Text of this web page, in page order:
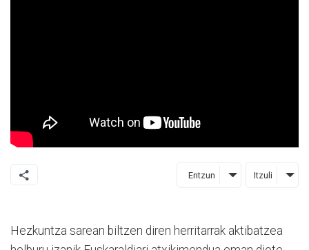
Entzun Itzuli
Hezkuntza sarean biltzen diren herritarrak aktibatzea